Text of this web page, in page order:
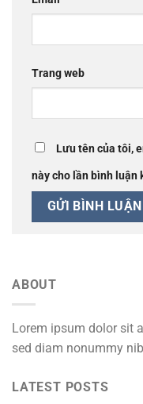
Trang web
Lưu tên của tôi,
này cho lần bình luận
ABOUT
Lorem ipsum dolor sit
sed diam nonummy
LATEST POSTS